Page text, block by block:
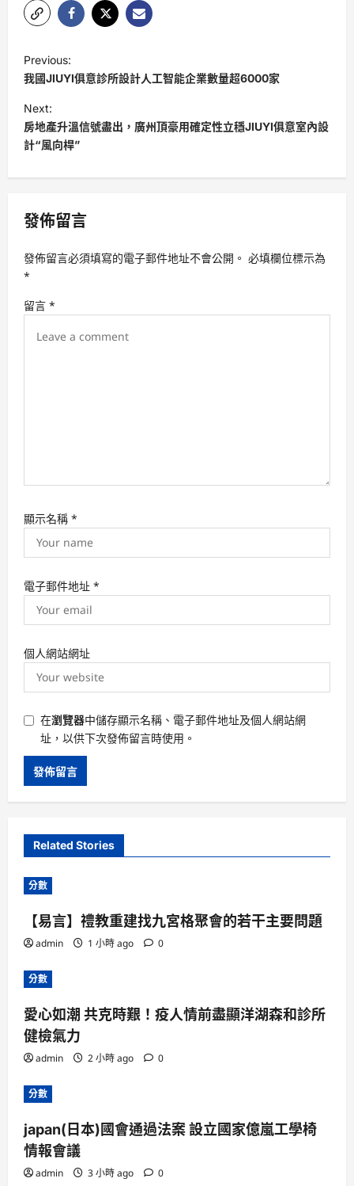
o
s
t
n
a
i
a
t
i
Previous:
我國JIUYI俱意診所設計人工智能企業數量超6000家
Next:
房地產升溫信號盡出，廣州頂豪用確定性立穩JIUYI俱意室內設
計“風向桿”
發佈留言
發佈留言必須填寫的電子郵件地址不會公開。 必填欄位標示為
*
留言 *
顯示名稱 *
電子郵件地址 *
個人網站網址
在瀏覽器中儲存顯示名稱、電子郵件地址及個人網站網
址，以供下次發佈留言時使用。
Related Stories
分數
【易言】禮教重建找九宮格聚會的若干主要問題
admin 1 小時 ago 0
分數
愛心如潮 共克時艱！疫人情前盡顯洋湖森和診所
健檢氣力
admin 2 小時 ago 0
分數
japan(日本)國會通過法案 設立國家億嵐工學椅
情報會議
admin 3 小時 ago 0